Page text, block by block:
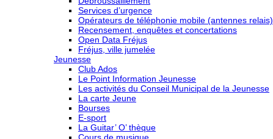
Services d’urgence
Opérateurs de téléphonie mobile (antennes relais)
Recensement, enquêtes et concertations
Open Data Fréjus
Fréjus, ville jumelée
Jeunesse
Club Ados
Le Point Information Jeunesse
Les activités du Conseil Municipal de la Jeunesse
La carte Jeune
Bourses
E-sport
La Guitar’ O’ thèque